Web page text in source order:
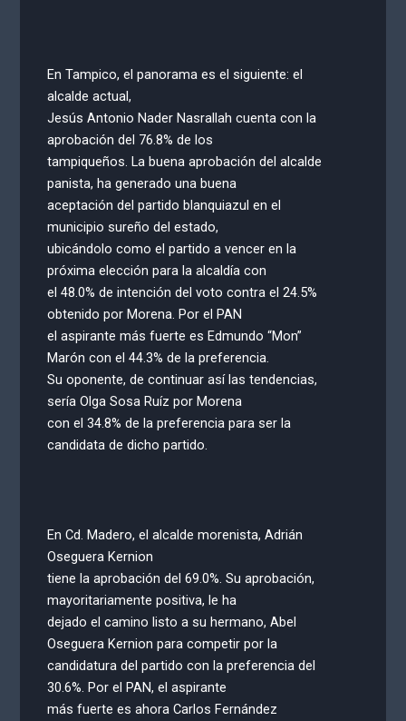
En Tampico, el panorama es el siguiente: el
alcalde actual,
Jesús Antonio Nader Nasrallah cuenta con la
aprobación del 76.8% de los
tampiqueños. La buena aprobación del alcalde
panista, ha generado una buena
aceptación del partido blanquiazul en el
municipio sureño del estado,
ubicándolo como el partido a vencer en la
próxima elección para la alcaldía con
el 48.0% de intención del voto contra el 24.5%
obtenido por Morena. Por el PAN
el aspirante más fuerte es Edmundo “Mon”
Marón con el 44.3% de la preferencia.
Su oponente, de continuar así las tendencias,
sería Olga Sosa Ruíz por Morena
con el 34.8% de la preferencia para ser la
candidata de dicho partido.
En Cd. Madero, el alcalde morenista, Adrián
Oseguera Kernion
tiene la aprobación del 69.0%. Su aprobación,
mayoritariamente positiva, le ha
dejado el camino listo a su hermano, Abel
Oseguera Kernion para competir por la
candidatura del partido con la preferencia del
30.6%. Por el PAN, el aspirante
más fuerte es ahora Carlos Fernández